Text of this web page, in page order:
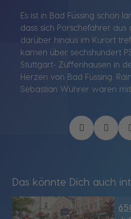
Es ist in Bad Füssing schon
dass sich Porschefahrer
darüber hinaus im Kurort
kamen über sechshundert
Stuttgart- Zuffenhausen in
Herzen von Bad Füssing.
Sebastian Wührer waren
Das könnte Dich auch